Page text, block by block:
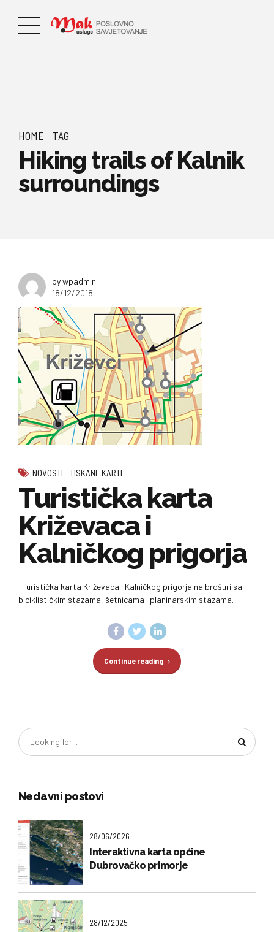
HOME TAG
Hiking trails of Kalnik
surroundings
by wpadmin
18/12/2018
NOVOSTI TISKANE KARTE
Turistička karta
Križevaca i
Kalničkog prigorja
Turistička karta Križevaca i Kalničkog prigorja na brošuri sa
biciklističkim stazama, šetnicama i planinarskim stazama.
Continue reading
Nedavni postovi
28/06/2026
Interaktivna karta općine
Dubrovačko primorje
28/12/2025